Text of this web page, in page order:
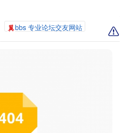
bbs 专业论坛交友网站